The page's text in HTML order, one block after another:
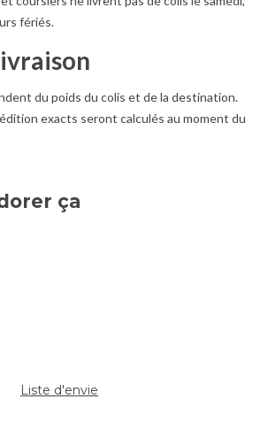
fériés.
du poids du colis et de la destination.
exacts seront calculés au moment du
ça
Liste d'envie